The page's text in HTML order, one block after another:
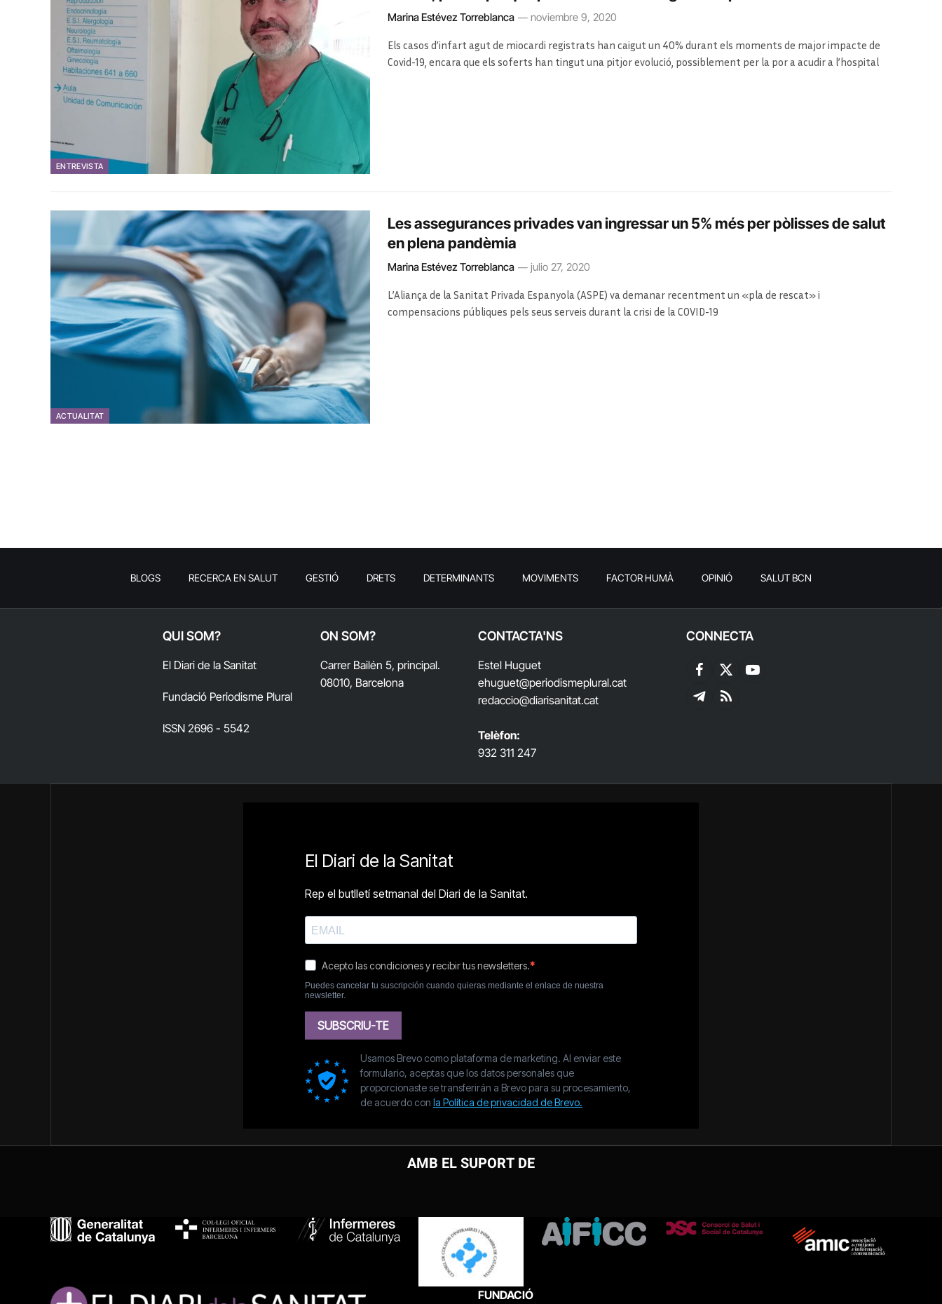
ENTREVISTA
Marina Estévez Torreblanca noviembre 9, 2020
Els casos d’infart agut de miocardi registrats han caigut un 40% durant els moments de major impacte de
Covid-19, encara que els soferts han tingut una pitjor evolució, possiblement per la por a acudir a l’hospital
ACTUALITAT
Les assegurances privades van ingressar un 5% més per pòlisses de salut
en plena pandèmia
Marina Estévez Torreblanca julio 27, 2020
L’Aliança de la Sanitat Privada Espanyola (ASPE) va demanar recentment un «pla de rescat» i
compensacions públiques pels seus serveis durant la crisi de la COVID-19
BLOGS RECERCA EN SALUT GESTIÓ DRETS DETERMINANTS MOVIMENTS FACTOR HUMÀ OPINIÓ SALUT BCN
QUI SOM?
El Diari de la Sanitat
Fundació Periodisme Plural
ISSN 2696 - 5542
ON SOM?
Carrer Bailén 5, principal.
08010, Barcelona
CONTACTA'NS
Estel Huguet
ehuguet@periodismeplural.cat
redaccio@diarisanitat.cat
Telèfon:
932 311 247
CONNECTA
Facebook
X
(Twitter)
YouTube
TelegramRSS
AMB EL SUPORT DE
FUNDACIÓ